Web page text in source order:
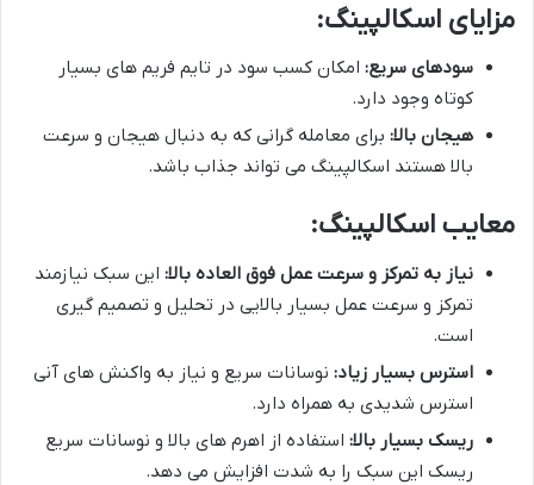
مزایای اسکالپینگ:
سودهای سریع: امکان کسب سود در تایم فریم های بسیار
کوتاه وجود دارد.
هیجان بالا: برای معامله گرانی که به دنبال هیجان و سرعت
بالا هستند اسکالپینگ می تواند جذاب باشد.
معایب اسکالپینگ:
نیاز به تمرکز و سرعت عمل فوق العاده بالا: این سبک نیازمند
تمرکز و سرعت عمل بسیار بالایی در تحلیل و تصمیم گیری
است.
استرس بسیار زیاد: نوسانات سریع و نیاز به واکنش های آنی
استرس شدیدی به همراه دارد.
ریسک بسیار بالا: استفاده از اهرم های بالا و نوسانات سریع
ریسک این سبک را به شدت افزایش می دهد.